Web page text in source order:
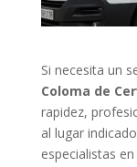
Si necesita un
Coloma de
rapidez,
al lugar
especialistas